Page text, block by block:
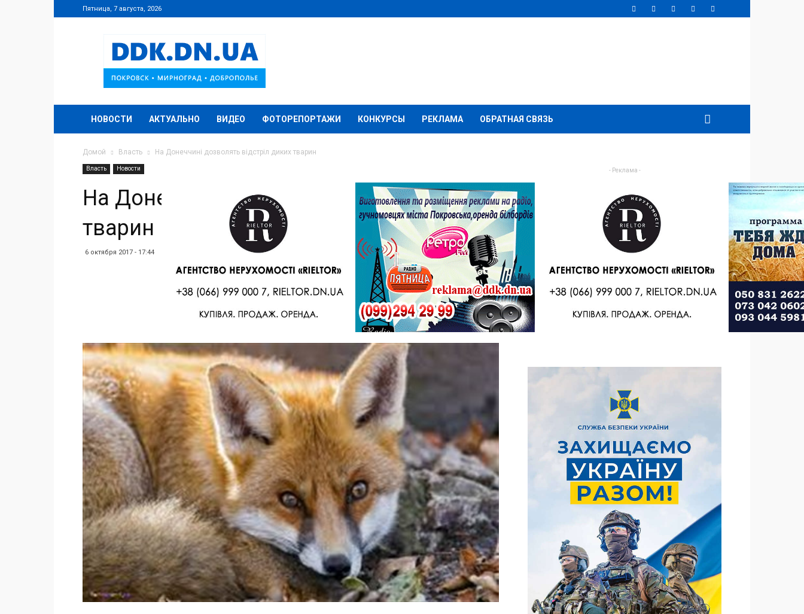
Пятница, 7 августа, 2026
DDK.DN.UA
НОВОСТИ АКТУАЛЬНО ВИДЕО ФОТОРЕПОРТАЖИ КОНКУРСЫ РЕКЛАМА ОБРАТНАЯ СВЯЗЬ
Домой Власть На Донеччині дозволять відстріл диких тварин
Власть Новости
На Донеччині дозволять відстріл диких
тварин
6 октября 2017 - 17:44
- Реклама -